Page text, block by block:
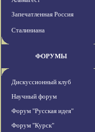
Запечатленная Россия
Сталиниана
ФОРУМЫ
Дискуссионный клуб
Научный форум
Форум "Русская идея"
Форум "Курск"